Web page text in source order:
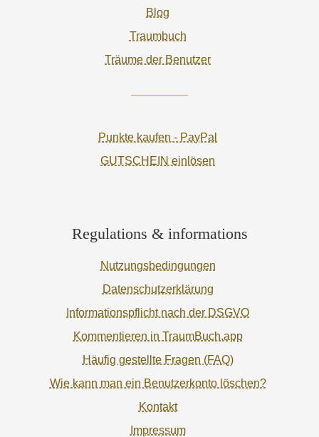
Blog
Traumbuch
Träume der Benutzer
Punkte kaufen - PayPal
GUTSCHEIN einlösen
Regulations & informations
Nutzungsbedingungen
Datenschutzerklärung
Informationspflicht nach der DSGVO
Kommentieren in TraumBuch.app
Häufig gestellte Fragen (FAQ)
Wie kann man ein Benutzerkonto löschen?
Kontakt
Impressum